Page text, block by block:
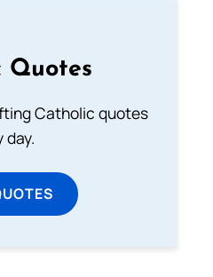
Quotes
Catholic quotes
day.